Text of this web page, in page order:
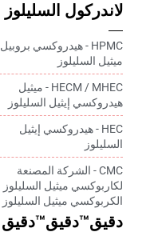
لاندركول السليلوز
HPMC - هيدروكسي بروبيل
ميثيل السليلوز
HECM / MHEC - ميثيل
هيدروكسي إيثيل السليلوز
HEC - هيدروكسي إيثيل
السليلوز
CMC - الشركة المصنعة
لكاربوكسي ميثيل السليلوز
الكربوكسي ميثيل السليلوز
دقيق™دقيق™دقيق